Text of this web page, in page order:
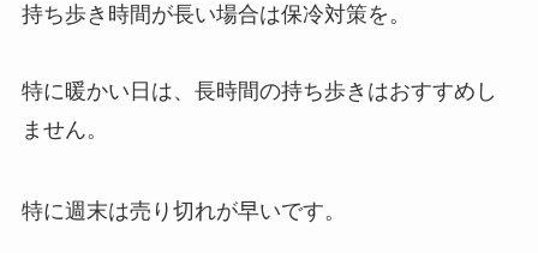
持ち歩き時間が長い場合は保冷対策を。
特に暖かい日は、長時間の持ち歩きはおすすめし
ません。
特に週末は売り切れが早いです。